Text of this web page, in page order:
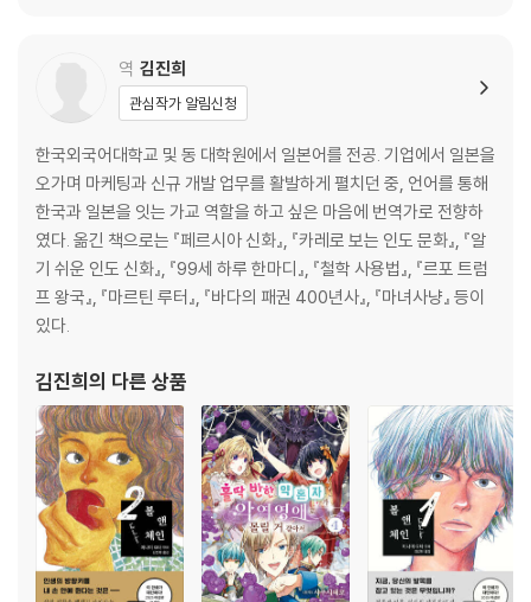
역 김진희
관심작가 알림신청
한국외국어대학교 및 동 대학원에서 일본어를 전공. 기업에서 일본을
오가며 마케팅과 신규 개발 업무를 활발하게 펼치던 중, 언어를 통해
한국과 일본을 잇는 가교 역할을 하고 싶은 마음에 번역가로 전향하
였다. 옮긴 책으로는 『페르시아 신화』, 『카레로 보는 인도 문화』, 『알
기 쉬운 인도 신화』, 『99세 하루 한마디』, 『철학 사용법』, 『르포 트럼
프 왕국』, 『마르틴 루터』, 『바다의 패권 400년사』, 『마녀사냥』 등이
있다.
김진희의 다른 상품